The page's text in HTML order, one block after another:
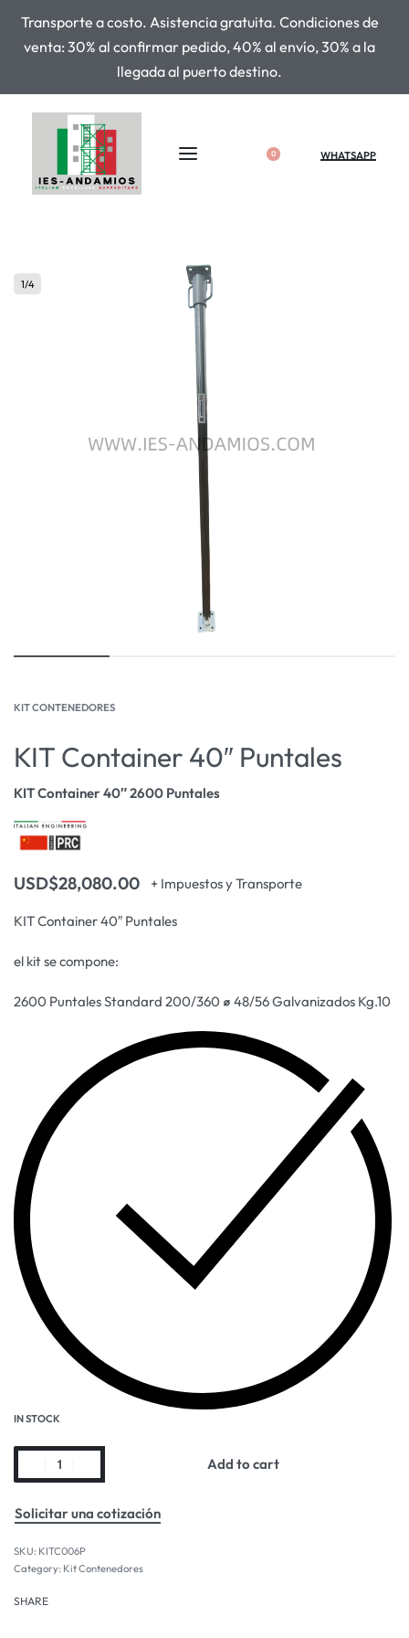
Transporte a costo. Asistencia gratuita. Condiciones de
venta: 30% al confirmar pedido, 40% al envío, 30% a la
llegada al puerto destino.
0 WHATSAPP
1/4
KIT CONTENEDORES
KIT Container 40″ Puntales
KIT Container 40″ 2600 Puntales
USD$28,080.00 + Impuestos y Transporte
KIT Container 40″ Puntales
el kit se compone:
2600 Puntales Standard 200/360 ⌀ 48/56 Galvanizados Kg.10
IN STOCK
Add to cart
Solicitar una cotización
KITC006P
Category: Kit Contenedores
SHARE